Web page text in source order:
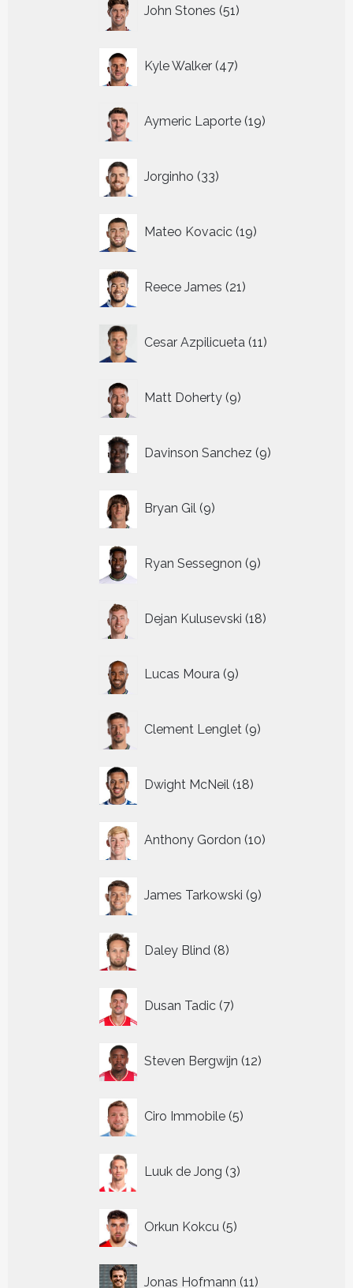
John Stones 51
producten
Kyle Walker 47
producten
Aymeric Laporte 19
producten
Jorginho 33
producten
Mateo Kovacic 19
producten
Reece James 21
producten
Cesar Azpilicueta 11
producten
Matt Doherty 9
producten
Davinson Sanchez 9
producten
Bryan Gil 9
producten
Ryan Sessegnon 9
producten
Dejan Kulusevski 18
producten
Lucas Moura 9
producten
Clement Lenglet 9
producten
Dwight McNeil 18
producten
Anthony Gordon 10
producten
James Tarkowski 9
producten
Daley Blind 8
producten
Dusan Tadic 7
producten
Steven Bergwijn 12
producten
Ciro Immobile 5
producten
Luuk de Jong 3
producten
Orkun Kokcu 5
producten
Jonas Hofmann 11